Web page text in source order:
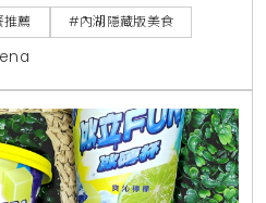
疙瘩，以及吸飽湯汁的麻辣
錄菜單三大亮點，交通資訊
薦 #內湖隱藏版美食